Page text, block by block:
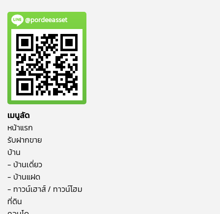
@pordeeasset
เมนูลัด
หน้าแรก
รับฝากขาย
บ้าน
- บ้านเดี่ยว
- บ้านแฝด
- ทาวน์เฮาส์ / ทาวน์โฮม
ที่ดิน